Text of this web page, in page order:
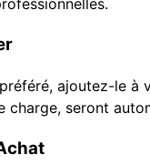
ajoutez-le à
charge, seront